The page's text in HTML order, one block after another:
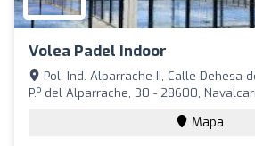
Volea Padel Indoor
Pol. Ind. Alparrache II, Calle Dehesa
P.º del Alparrache, 30 - 28600,
Mapa